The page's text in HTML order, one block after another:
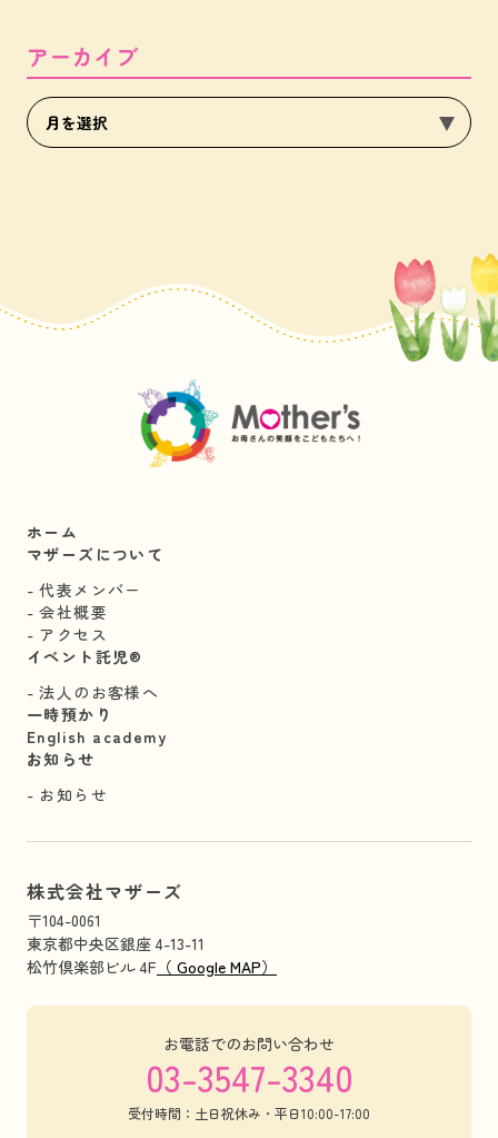
アーカイブ
ホーム
マザーズについて
代表メンバー
会社概要
アクセス
イベント託児®︎
法人のお客様へ
一時預かり
English academy
お知らせ
お知らせ
株式会社マザーズ
〒104-0061
東京都中央区銀座 4-13-11
松竹倶楽部ビル 4F （ Google MAP）
お電話でのお問い合わせ
03-3547-3340
受付時間：土日祝休み・平日10:00-17:00